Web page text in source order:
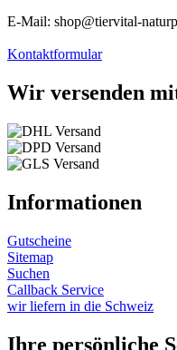
E-Mail: shop@tiervital-
Kontaktformular
Wir versenden
Informationen
Gutscheine
Sitemap
Suchen
Callback Service
wir liefern in die Schweiz
Ihre persönliche